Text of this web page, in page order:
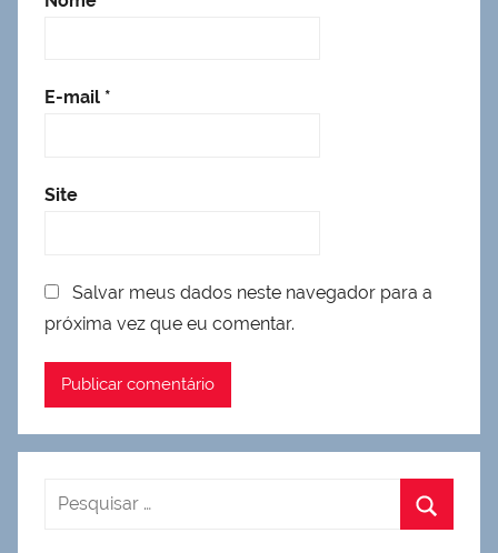
E-mail *
Site
Salvar meus dados neste navegador para a
próxima vez que eu comentar.